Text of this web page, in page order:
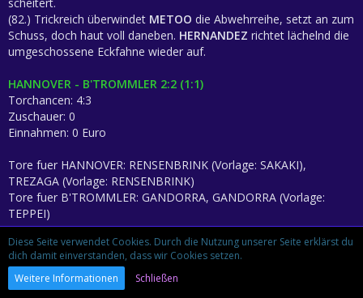
(82.) Trickreich überwindet METOO die Abwehrreihe, setzt an zum
Schuss, doch haut voll daneben. HERNANDEZ richtet lächelnd die
umgeschossene Eckfahne wieder auf.
HANNOVER - B'TROMMLER 2:2 (1:1)
Torchancen: 4:3
Zuschauer: 0
Einnahmen: 0 Euro
Tore fuer HANNOVER: RENSENBRINK (Vorlage: SAKAKI),
TREZAGA (Vorlage: RENSENBRINK)
Tore fuer B'TROMMLER: GANDORRA, GANDORRA (Vorlage:
TEPPEI)
Gelbe Karten fuer HANNOVER: KUSTA , TOMEYA
Gelbe Karten fuer B'TROMMLER: MULLER , METOO
Diese Seite verwendet Cookies. Durch die Nutzung unserer Seite erklärst du
dich damit einverstanden, dass wir Cookies setzen.
Weitere Informationen
Schließen